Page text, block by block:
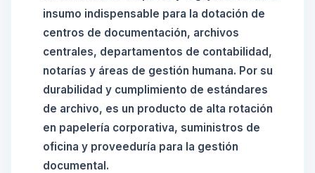
insumo indispensable para la dotación de
centros de documentación, archivos
centrales, departamentos de contabilidad,
notarías y áreas de gestión humana. Por su
durabilidad y cumplimiento de estándares
de archivo, es un producto de alta rotación
en papelería corporativa, suministros de
oficina y proveeduría para la gestión
documental.